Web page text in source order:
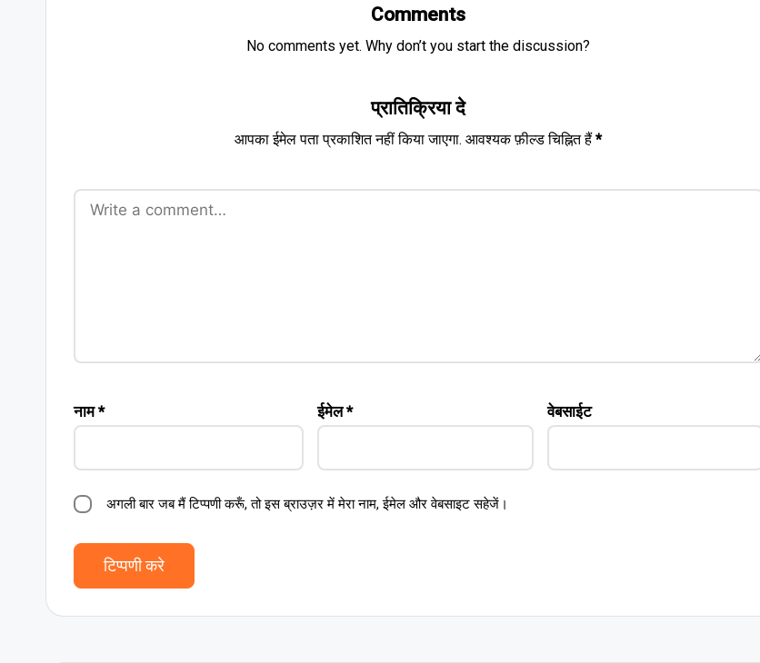
Comments
No comments yet. Why don’t you start the discussion?
प्रातिक्रिया दे
आपका ईमेल पता प्रकाशित नहीं किया जाएगा. आवश्यक फ़ील्ड चिह्नित हैं*
नाम* ईमेल* वेबसाईट
अगली बार जब मैं टिप्पणी करूँ, तो इस ब्राउज़र में मेरा नाम, ईमेल और वेबसाइट सहेजें।